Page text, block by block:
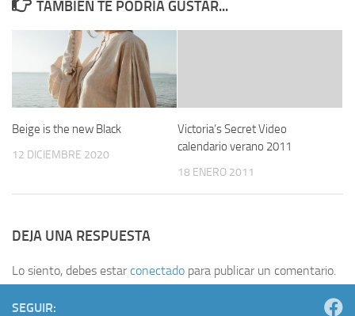
TAMBIÉN TE PODRÍA GUSTAR...
Beige is the new Black
12 DICIEMBRE 2020
Victoria’s Secret Video
calendario verano 2011
18 ENERO 2011
DEJA UNA RESPUESTA
Lo siento, debes estar conectado para publicar un comentario.
SEGUIR: